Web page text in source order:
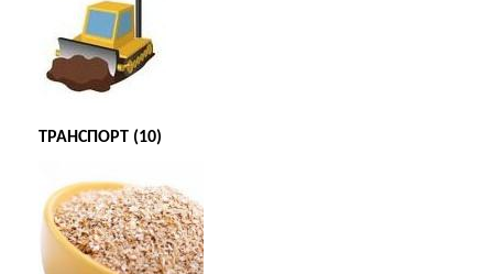
ТРАНСПОРТ (10)